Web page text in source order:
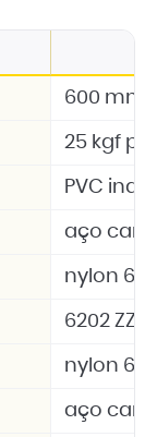
600 mm
25 kgf
PVC
aço
nylon 6.6
6202 ZZ
nylon 6.6
aço